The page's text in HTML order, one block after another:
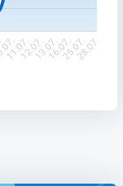
11.07.12.07.13.07.16.07.25.07.28.07.